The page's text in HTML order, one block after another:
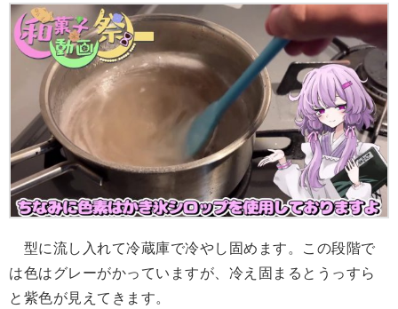
型に流し入れて冷蔵庫で冷やし固めます。この段階で
は色はグレーがかっていますが、冷え固まるとうっすら
と紫色が見えてきます。